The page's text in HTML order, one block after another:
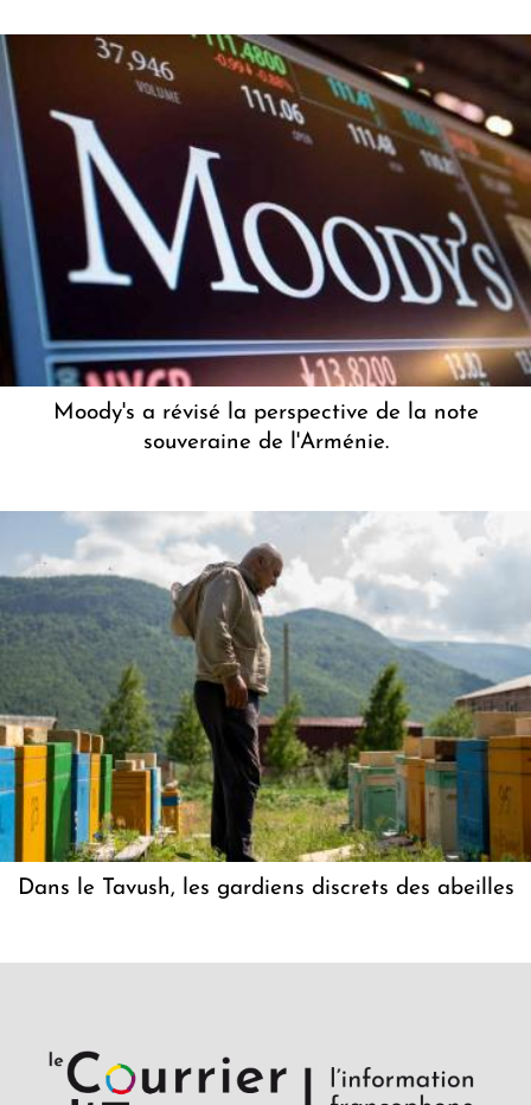
Moody's a révisé la perspective de la note
souveraine de l'Arménie.
Dans le Tavush, les gardiens discrets des abeilles